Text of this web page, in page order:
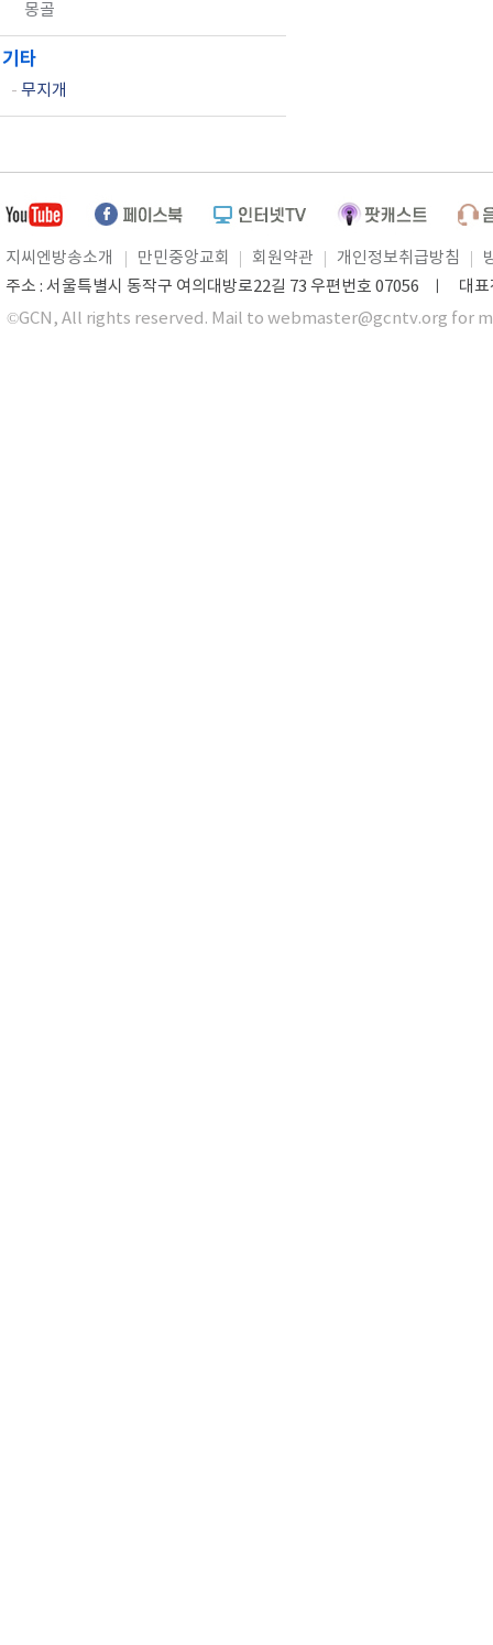
몽골
기타
- 무지개
지씨엔방송소개 만민중앙교회 회원약관 개인정보취급방침
주소 : 서울특별시 동작구 여의대방로22길 73 우편번호 07056 ㅣ 대
©GCN, All rights reserved. Mail to webmaster@gcntv.org for